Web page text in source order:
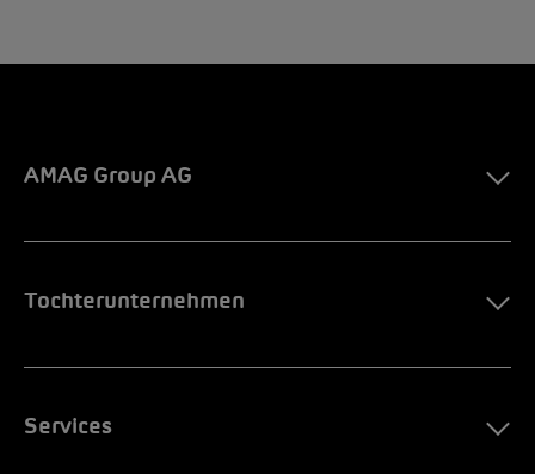
AMAG Group AG
Tochterunternehmen
Services